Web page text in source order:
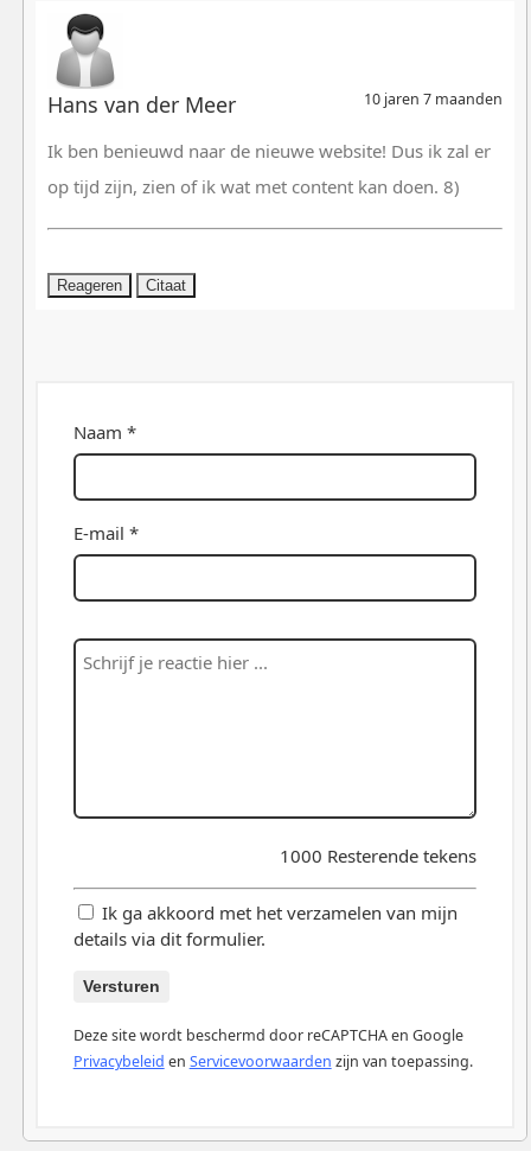
Hans van der Meer 10 jaren 7 maanden
Ik ben benieuwd naar de nieuwe website! Dus ik zal er
op tijd zijn, zien of ik wat met content kan doen. 8)
Reageren Citaat
Naam *
E-mail *
1000 Resterende tekens
Ik ga akkoord met het verzamelen van mijn
details via dit formulier.
Versturen
Deze site wordt beschermd door reCAPTCHA en Google
Privacybeleid en Servicevoorwaarden zijn van toepassing.